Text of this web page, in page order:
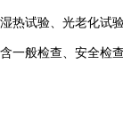
试验、光老化试验
般检查、安全检查